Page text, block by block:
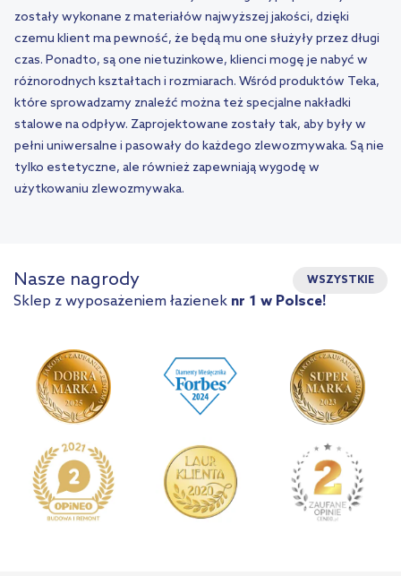
zostały wykonane z materiałów najwyższej jakości, dzięki
czemu klient ma pewność, że będą mu one służyły przez długi
czas. Ponadto, są one nietuzinkowe, klienci mogę je nabyć w
różnorodnych kształtach i rozmiarach. Wśród produktów Teka,
które sprowadzamy znaleźć można też specjalne nakładki
stalowe na odpływ. Zaprojektowane zostały tak, aby były w
pełni uniwersalne i pasowały do każdego zlewozmywaka. Są nie
tylko estetyczne, ale również zapewniają wygodę w
użytkowaniu zlewozmywaka.
Nasze nagrody WSZYSTKIE
Sklep z wyposażeniem łazienek nr 1 w Polsce!